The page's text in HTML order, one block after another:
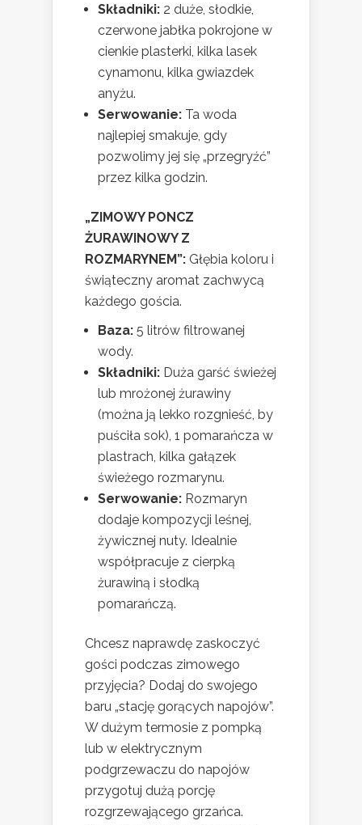
Składniki: 2 duże, słodkie,
czerwone jabłka pokrojone w
cienkie plasterki, kilka lasek
cynamonu, kilka gwiazdek
anyżu.
Serwowanie: Ta woda
najlepiej smakuje, gdy
pozwolimy jej się „przegryźć”
przez kilka godzin.
„ZIMOWY PONCZ
ŻURAWINOWY Z
ROZMARYNEM”: Głębia koloru i
świąteczny aromat zachwycą
każdego gościa.
Baza: 5 litrów filtrowanej
wody.
Składniki: Duża garść świeżej
lub mrożonej żurawiny
(można ją lekko rozgnieść, by
puściła sok), 1 pomarańcza w
plastrach, kilka gałązek
świeżego rozmarynu.
Serwowanie: Rozmaryn
dodaje kompozycji leśnej,
żywicznej nuty. Idealnie
współpracuje z cierpką
żurawiną i słodką
pomarańczą.
Chcesz naprawdę zaskoczyć
gości podczas zimowego
przyjęcia? Dodaj do swojego
baru „stację gorących napojów”.
W dużym termosie z pompką
lub w elektrycznym
podgrzewaczu do napojów
przygotuj dużą porcję
rozgrzewającego grzańca.